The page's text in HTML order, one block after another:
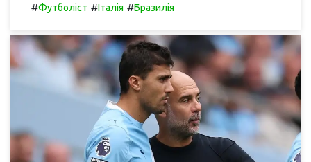
#Футболіст #Італія #Бразилія